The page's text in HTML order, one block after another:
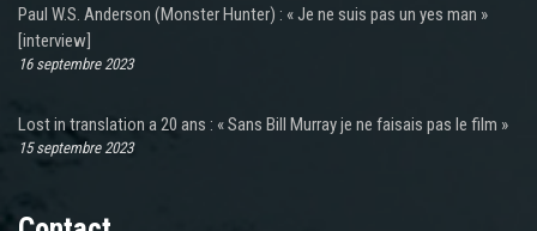
Paul W.S. Anderson (Monster Hunter) : « Je ne suis pas un yes man »
[interview]
16 septembre 2023
Lost in translation a 20 ans : « Sans Bill Murray je ne faisais pas le film »
15 septembre 2023